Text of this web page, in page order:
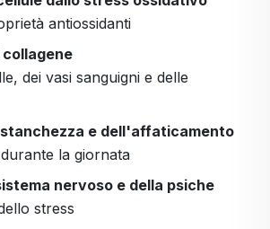
antiossidanti
dei vasi sanguigni e delle
e dell'affaticamento
la giornata
nervoso e della psiche
stress